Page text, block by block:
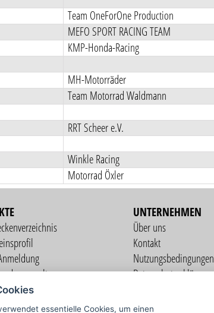
Team OneForOne Production
MEFO SPORT RACING TEAM
KMP-Honda-Racing
MH-Motorräder
Team Motorrad Waldmann
RRT Scheer e.V.
Winkle Racing
Motorrad Öxler
UNTERNEHMEN
Über uns
Kontakt
Nutzungsbedingungen
Datenschutzerklärung
essentielle Cookies, um einen